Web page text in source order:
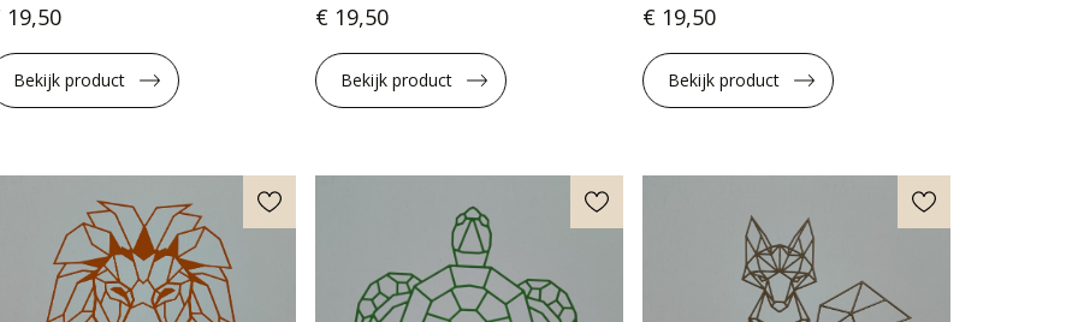
19,50
Bekijk product
€ 19,50
Bekijk product
€ 19,50
Bekijk product